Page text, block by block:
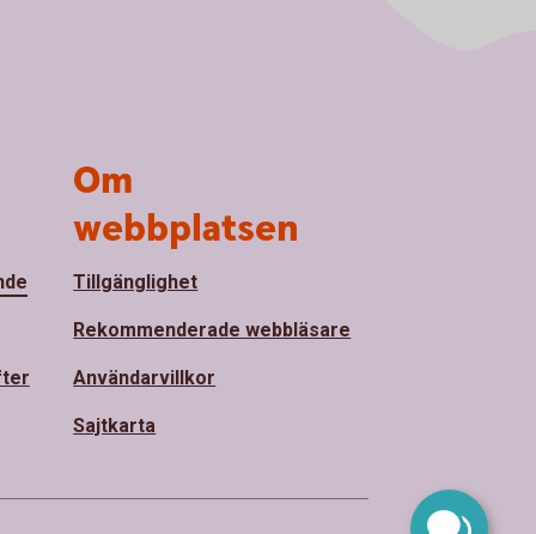
Om
webbplatsen
Tillgänglighet
Rekommenderade webbläsare
Användarvillkor
Sajtkarta